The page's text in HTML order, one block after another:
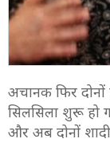
अचानक फिर
सिलसिला शुरू हो
और अब दोनों